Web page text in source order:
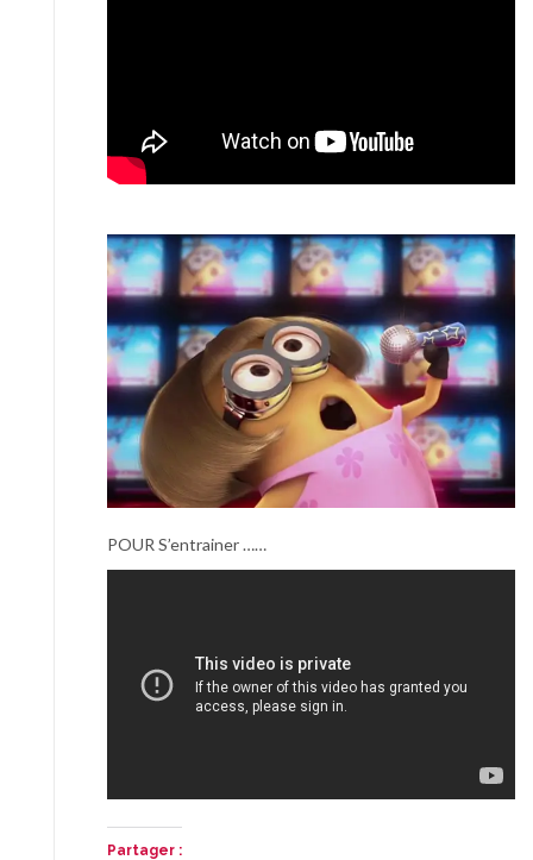
POUR S’entrainer ……
Partager :